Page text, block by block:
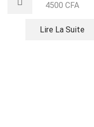
4500 CFA
Lire La Suite